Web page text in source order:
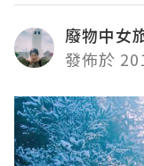
廢物中女
發佈於